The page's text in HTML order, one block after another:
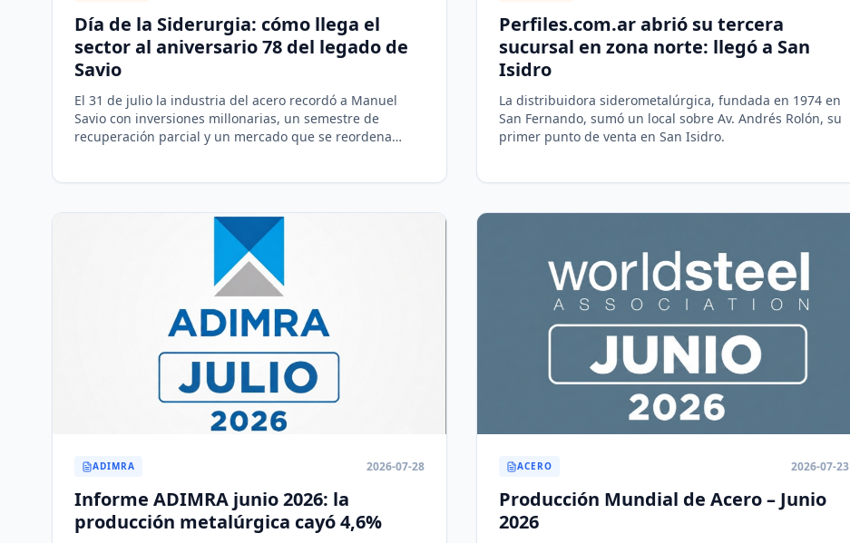
Día de la Siderurgia: cómo llega el
sector al aniversario 78 del legado de
Savio
El 31 de julio la industria del acero recordó a Manuel
Savio con inversiones millonarias, un semestre de
recuperación parcial y un mercado que se reordena
Perfiles.com.ar abrió su tercera
sucursal en zona norte: llegó a San
Isidro
La distribuidora siderometalúrgica, fundada en 1974 en
San Fernando, sumó un local sobre Av. Andrés Rolón, su
primer punto de venta en San Isidro.
ADIMRA 2026-07-28
Informe ADIMRA junio 2026: la
producción metalúrgica cayó 4,6%
ACERO 2026-07-23
Producción Mundial de Acero – Junio
2026